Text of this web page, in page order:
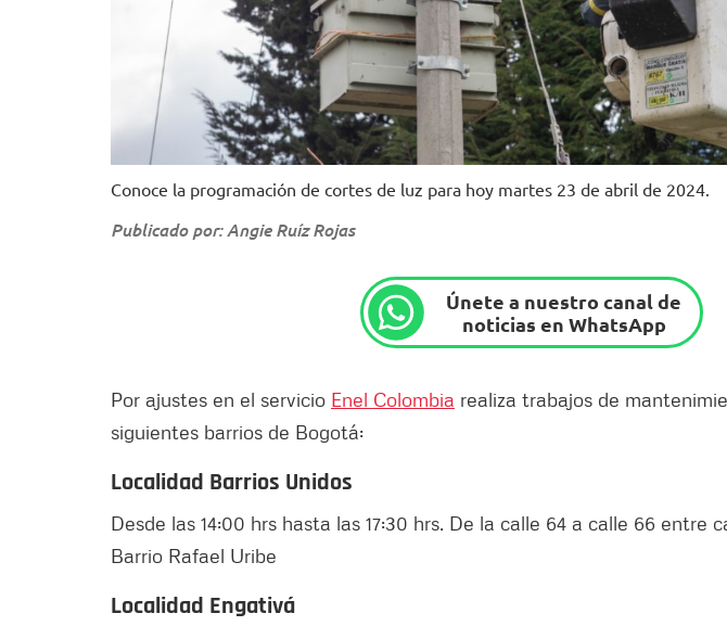
Conoce la programación de cortes de luz para hoy martes 23 de abril de 2024.
Publicado por: Angie Ruíz Rojas
Únete a nuestro canal de
noticias en WhatsApp
Por ajustes en el servicio Enel Colombia realiza trabajos de
siguientes barrios de Bogotá:
Localidad Barrios Unidos
Desde las 14:00 hrs hasta las 17:30 hrs. De la calle 64 a calle 66 entre
Barrio Rafael Uribe
Localidad Engativá